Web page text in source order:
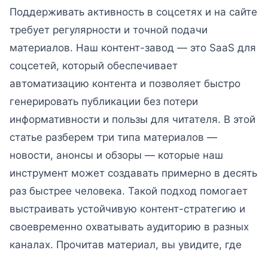
Поддерживать активность в соцсетях и на сайте
требует регулярности и точной подачи
материалов. Наш контент-завод — это SaaS для
соцсетей, который обеспечивает
автоматизацию контента и позволяет быстро
генерировать публикации без потери
информативности и пользы для читателя. В этой
статье разберем три типа материалов —
новости, анонсы и обзоры — которые наш
инструмент может создавать примерно в десять
раз быстрее человека. Такой подход помогает
выстраивать устойчивую контент-стратегию и
своевременно охватывать аудиторию в разных
каналах. Прочитав материал, вы увидите, где